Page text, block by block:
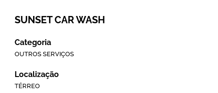
SUNSET CAR WASH
Categoria
OUTROS SERVIÇOS
Localização
TÉRREO